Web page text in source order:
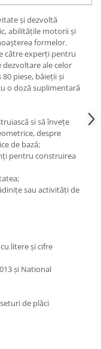
și dezvoltă
abilitățile motorii și
formelor.
către experți pentru
ale celor
piese, băieții și
o doză suplimentară
si să învețe
despre
de bază;
pentru construirea
sau activități de
litere și cifre
și National
de plăci